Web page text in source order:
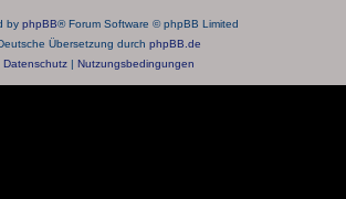
by phpBB® Forum Software © phpBB Limited
Übersetzung durch phpBB.de
Datenschutz| Nutzungsbedingungen